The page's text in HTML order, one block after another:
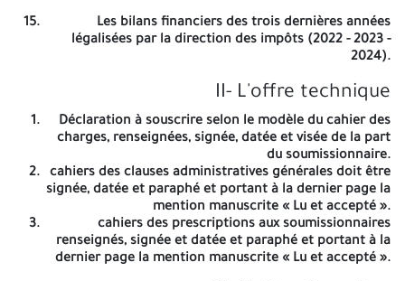
réglementation des marchés publics et des délégation de service
public. et le texte des articles 3" 38 et 39 de la loi n° 23-12 du 18
muharram 1445 approuvé le 05 aout 2023 détermine les règles
Acquisition des bacs pour la collecte des ordures ménagères
Lot N° 01: Acquisition des bacs pour la collecte des ordures
ménagères 770 L.
Lot N° 02 : Acquisition des bacs pour la collecte des ordures
ménagères 240 1.
Les soumissionnaires intéressés par le présent avis d'appel
d'offres ouvert, peuvent retirer le cahier des charges an près du
Les bilans financiers des trois dernières années
légalisées par la direction des impôts (2022 - 2023 -
2024).
II- L'offre technique
Déclaration à souscrire selon le modèle du cahier des
charges, renseignées, signée, datée et visée de la part
du soumissionnaire.
cahiers des clauses administratives générales doit être
signée, datée et paraphé et portant à la dernier page la
mention manuscrite « Lu et accepté ».
cahiers des prescriptions aux soumissionnaires
renseignés, signée et datée et paraphé et portant à la
dernier page la mention manuscrite « Lu et accepté ».